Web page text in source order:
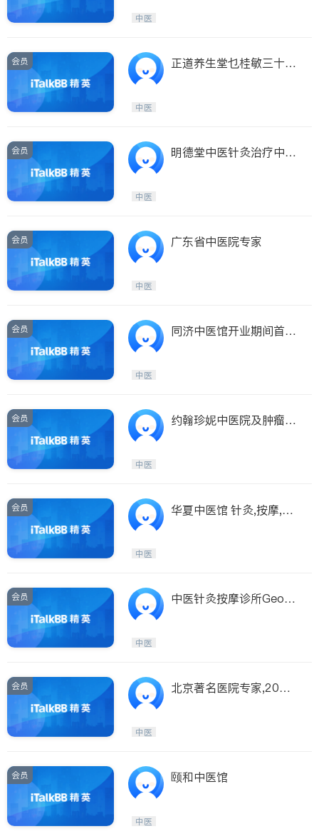
中医
会员
正道养生堂乜桂敏三十年
中医
会员
明德堂中医针灸治疗中心
中医
会员 广东省中医院专家
中医
会员
同济中医馆开业期间首次
中医
会员
约翰珍妮中医院及肿瘤中
中医
会员
华夏中医馆 针灸,按摩,踩
中医
会员
中医针灸按摩诊所Georg
中医
会员
北京著名医院专家,20年
中医
会员 颐和中医馆
中医